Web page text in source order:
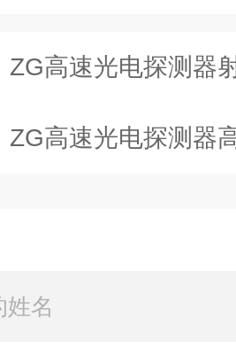
ZG高速光电探测器
ZG高速光电探测器